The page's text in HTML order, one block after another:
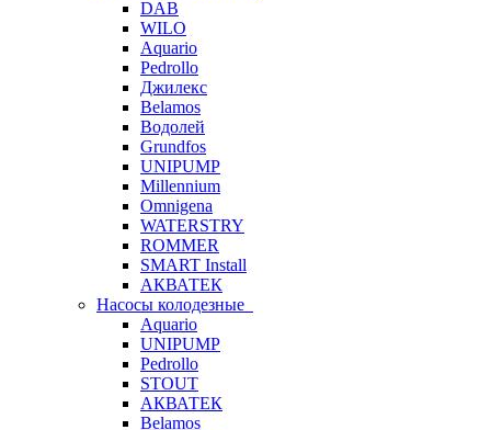
DAB
WILO
Aquario
Pedrollo
Джилекс
Belamos
Водолей
Grundfos
UNIPUMP
Millennium
Omnigena
WATERSTRY
ROMMER
SMART Install
АКВАТЕК
Насосы колодезные
Aquario
UNIPUMP
Pedrollo
STOUT
АКВАТЕК
Belamos